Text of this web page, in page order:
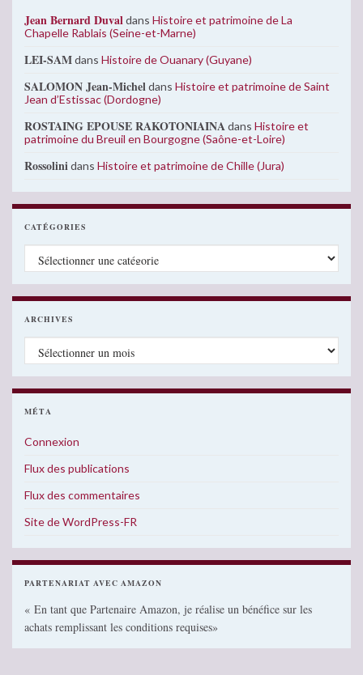
Jean Bernard Duvaldans Histoire et patrimoine de La
Chapelle Rablais (Seine-et-Marne)
LEI-SAMdans Histoire de Ouanary (Guyane)
SALOMON Jean-Micheldans Histoire et patrimoine de Saint
Jean d’Estissac (Dordogne)
ROSTAING EPOUSE RAKOTONIAINAdans Histoire et
patrimoine du Breuil en Bourgogne (Saône-et-Loire)
Rossolinidans Histoire et patrimoine de Chille (Jura)
CATÉGORIES
Catégories
ARCHIVES
Archives
MÉTA
Connexion
Flux des publications
Flux des commentaires
Site de WordPress-FR
PARTENARIAT AVEC AMAZON
« En tant que Partenaire Amazon, je réalise un bénéfice sur les
achats remplissant les conditions requises»